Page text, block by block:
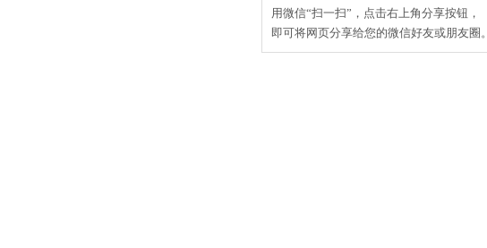
用微信“扫一扫”，点击右上角分享按钮，
即可将网页分享给您的微信好友或朋友圈。